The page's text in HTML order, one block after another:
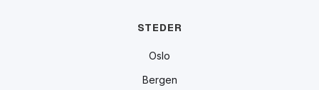
STEDER
Oslo
Bergen